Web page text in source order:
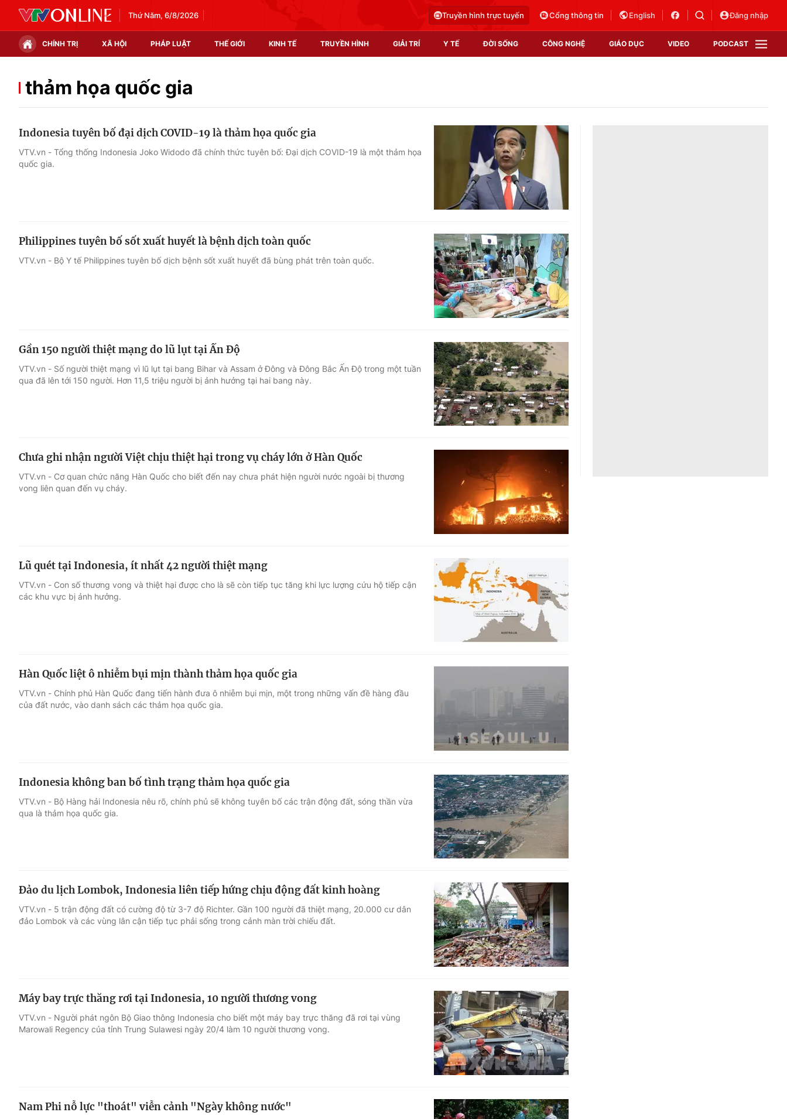
Thứ Năm, 6/8/2026 Truyền hình trực tuyến Cổng thông tin English Đăng nhập
CHÍNH TRỊ XÃ HỘI PHÁP LUẬT THẾ GIỚI KINH TẾ TRUYỀN HÌNH GIẢI TRÍ Y TẾ ĐỜI SỐNG CÔNG NGHỆ GIÁO DỤC VIDEO PODCAST
Chính trị Xã hội
Thế giới đó đây
Video
Shorts video
Podcast
EMagazine
Photo
Infographic
Góc ảnh
Điện ảnh
Âm nhạc
Sao
Du lịch
Làm đẹp
Chất lượng cuộc sống
Học trực tuyến
Công nghệ
Hitech Công nghệ tương lai
Sản phẩm
Thị trường
Tư vấn
VTV Sức khoẻ
thảm họa quốc gia
Indonesia tuyên bố đại dịch COVID-19 là thảm họa quốc gia
VTV.vn - Tổng thống Indonesia Joko Widodo đã chính thức tuyên bố: Đại dịch COVID-19 là một thảm họa
quốc gia.
Philippines tuyên bố sốt xuất huyết là bệnh dịch toàn quốc
VTV.vn - Bộ Y tế Philippines tuyên bố dịch bệnh sốt xuất huyết đã bùng phát trên toàn quốc.
Gần 150 người thiệt mạng do lũ lụt tại Ấn Độ
VTV.vn - Số người thiệt mạng vì lũ lụt tại bang Bihar và Assam ở Đông và Đông Bắc Ấn Độ trong một tuần
qua đã lên tới 150 người. Hơn 11,5 triệu người bị ảnh hưởng tại hai bang này.
Chưa ghi nhận người Việt chịu thiệt hại trong vụ cháy lớn ở Hàn Quốc
VTV.vn - Cơ quan chức năng Hàn Quốc cho biết đến nay chưa phát hiện người nước ngoài bị thương
vong liên quan đến vụ cháy.
Lũ quét tại Indonesia, ít nhất 42 người thiệt mạng
VTV.vn - Con số thương vong và thiệt hại được cho là sẽ còn tiếp tục tăng khi lực lượng cứu hộ tiếp cận
các khu vực bị ảnh hưởng.
Hàn Quốc liệt ô nhiễm bụi mịn thành thảm họa quốc gia
VTV.vn - Chính phủ Hàn Quốc đang tiến hành đưa ô nhiễm bụi mịn, một trong những vấn đề hàng đầu
của đất nước, vào danh sách các thảm họa quốc gia.
Indonesia không ban bố tình trạng thảm họa quốc gia
VTV.vn - Bộ Hàng hải Indonesia nêu rõ, chính phủ sẽ không tuyên bố các trận động đất, sóng thần vừa
qua là thảm họa quốc gia.
Đảo du lịch Lombok, Indonesia liên tiếp hứng chịu động đất kinh hoàng
VTV.vn - 5 trận động đất có cường độ từ 3-7 độ Richter. Gần 100 người đã thiệt mạng, 20.000 cư dân
đảo Lombok và các vùng lân cận tiếp tục phải sống trong cảnh màn trời chiếu đất.
Máy bay trực thăng rơi tại Indonesia, 10 người thương vong
VTV.vn - Người phát ngôn Bộ Giao thông Indonesia cho biết một máy bay trực thăng đã rơi tại vùng
Marowali Regency của tỉnh Trung Sulawesi ngày 20/4 làm 10 người thương vong.
Nam Phi nỗ lực "thoát" viễn cảnh "Ngày không nước"